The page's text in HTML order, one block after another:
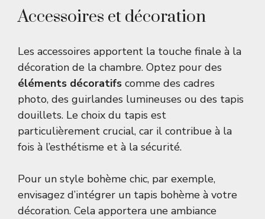
Accessoires et décoration
Les accessoires apportent la touche finale à la
décoration de la chambre. Optez pour des
éléments décoratifs comme des cadres
photo, des guirlandes lumineuses ou des tapis
douillets. Le choix du tapis est
particulièrement crucial, car il contribue à la
fois à l’esthétisme et à la sécurité.
Pour un style bohème chic, par exemple,
envisagez d’intégrer un tapis bohème à votre
décoration. Cela apportera une ambiance